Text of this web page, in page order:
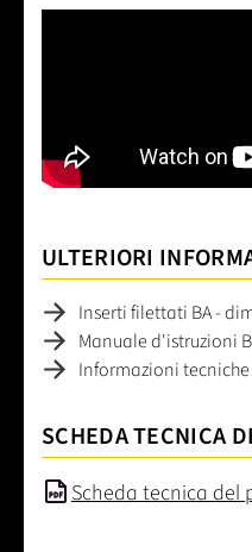
ULTERIORI
Inserti filettati BA -
Manuale d'istruzioni
Informazioni tecniche
SCHEDA TECNICA
Scheda tecnica del